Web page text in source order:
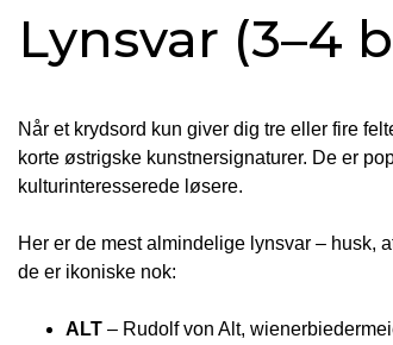
Lynsvar (3–4
Når et krydsord kun giver dig tre eller fire
korte østrigske kunstner­signaturer. De er
kulturinteresserede løsere.
Her er de mest almindelige lynsvar – husk,
de er ikoniske nok:
ALT – Rudolf von Alt,